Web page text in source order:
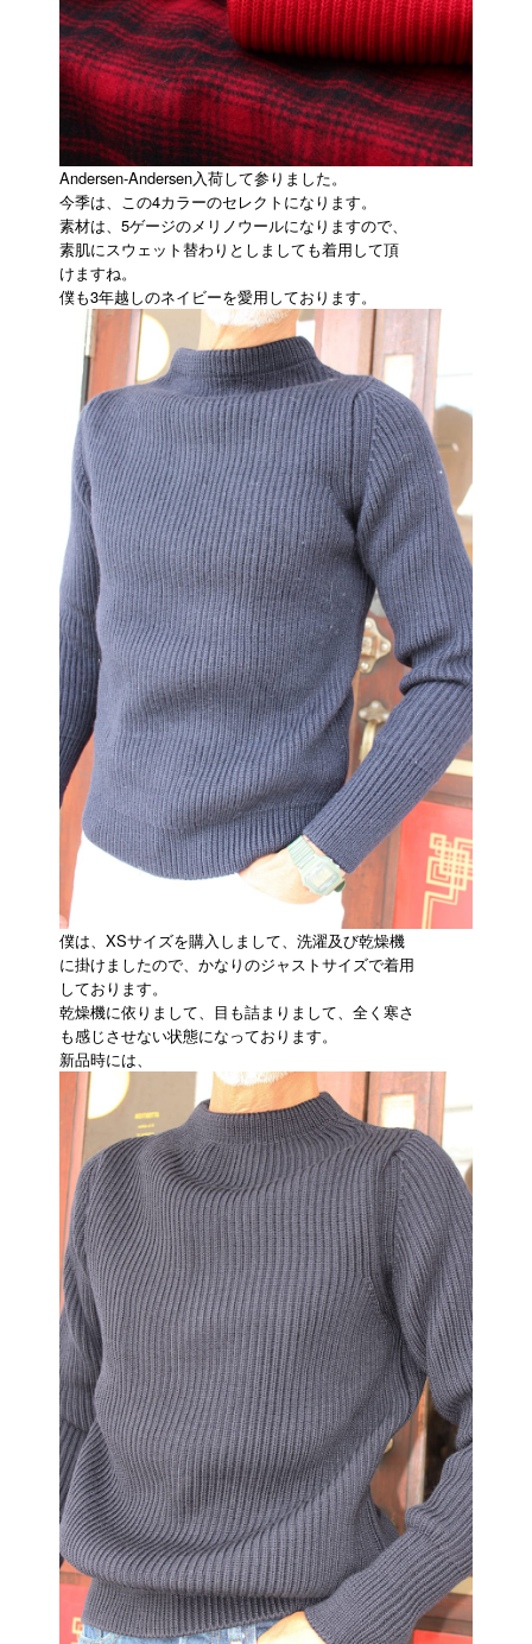
Andersen-Andersen入荷して参りました。
今季は、この4カラーのセレクトになります。
素材は、5ゲージのメリノウールになりますので、
素肌にスウェット替わりとしましても着用して頂
けますね。
僕も3年越しのネイビーを愛用しております。
僕は、XSサイズを購入しまして、洗濯及び乾燥機
に掛けましたので、かなりのジャストサイズで着用
しております。
乾燥機に依りまして、目も詰まりまして、全く寒さ
も感じさせない状態になっております。
新品時には、